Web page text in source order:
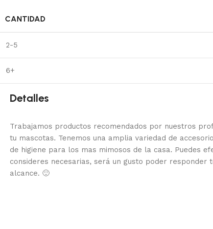
CANTIDAD
2-5
6+
Detalles
Trabajamos productos recomendados por nuestros
tu mascotas. Tenemos una amplia variedad de
de higiene para los mas mimosos de la casa. Puedes
consideres necesarias, será un gusto poder responder
alcance. 🙂